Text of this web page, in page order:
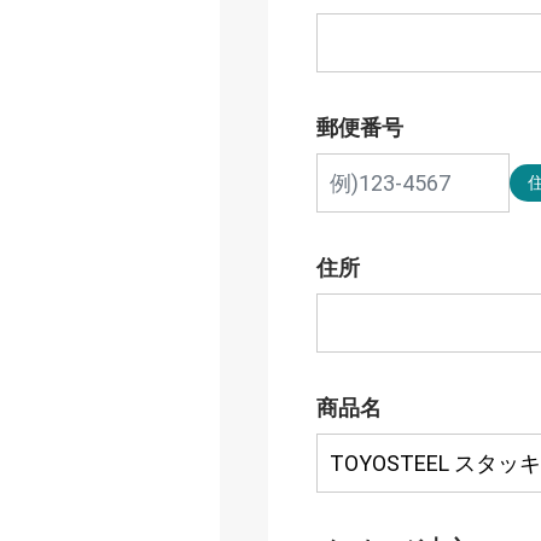
郵便番号
住所
商品名